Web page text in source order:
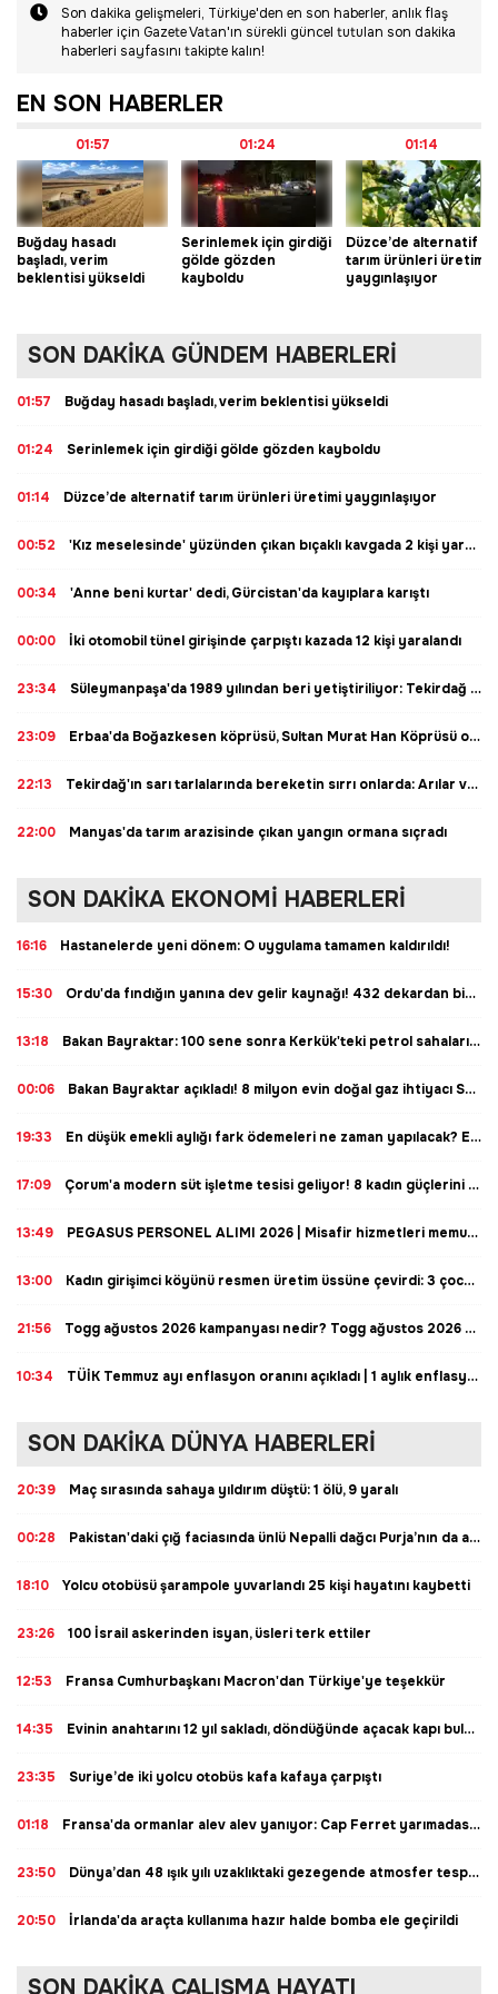
Son dakika gelişmeleri, Türkiye'den en son haberler, anlık flaş
haberler için Gazete Vatan'ın sürekli güncel tutulan son dakika
haberleri sayfasını takipte kalın!
EN SON HABERLER
01:57
Buğday hasadı
başladı, verim
beklentisi yükseldi
01:24
Serinlemek için girdiği
gölde gözden
kayboldu
01:14
Düzce’de alternatif
tarım ürünleri üretimi
yaygınlaşıyor
SON DAKİKA GÜNDEM HABERLERİ
01:57 Buğday hasadı başladı, verim beklentisi yükseldi
01:24 Serinlemek için girdiği gölde gözden kayboldu
01:14 Düzce’de alternatif tarım ürünleri üretimi yaygınlaşıyor
00:52 'Kız meselesinde' yüzünden çıkan bıçaklı kavgada 2 kişi yaralandı
00:34 'Anne beni kurtar' dedi, Gürcistan'da kayıplara karıştı
00:00 İki otomobil tünel girişinde çarpıştı kazada 12 kişi yaralandı
23:34 Süleymanpaşa'da 1989 yılından beri yetiştiriliyor: Tekirdağ karpuzu tezgâhlara çıkıyor
23:09 Erbaa'da Boğazkesen köprüsü, Sultan Murat Han Köprüsü oldu
22:13 Tekirdağ'ın sarı tarlalarında bereketin sırrı onlarda: Arılar varsa üretim var, bereket var
22:00 Manyas'da tarım arazisinde çıkan yangın ormana sıçradı
SON DAKİKA EKONOMİ HABERLERİ
16:16 Hastanelerde yeni dönem: O uygulama tamamen kaldırıldı!
15:30 Ordu'da fındığın yanına dev gelir kaynağı! 432 dekardan bin 100 ton rekor rekolte geliyor, 500 dekara çıkarılacak
13:18 Bakan Bayraktar: 100 sene sonra Kerkük'teki petrol sahalarına ortak oluyoruz
00:06 Bakan Bayraktar açıkladı! 8 milyon evin doğal gaz ihtiyacı Sakarya Gaz sahasından karşılanacak
19:33 En düşük emekli aylığı fark ödemeleri ne zaman yapılacak? En düşük emekli aylığı fark ödemeleri hesaplara yattı mı? En düşük emekli aylığı fark ödemeleri ne zaman hesaplara yatırılacak? En düşük emekli aylığı fark ödemeleri tarih belli oldu mu?
17:09 Çorum'a modern süt işletme tesisi geliyor! 8 kadın güçlerini birleştirdi: İmzalar atıldı, günlük 10 ton işlenecek
13:49 PEGASUS PERSONEL ALIMI 2026 | Misafir hizmetleri memuru başvurusu basıl yapılır? Pegasus personel alım şartları neler?
13:00 Kadın girişimci köyünü resmen üretim üssüne çevirdi: 3 çocuk annesiydi, şimdi dev çiftliğin patronu!
21:56 Togg ağustos 2026 kampanyası nedir? Togg ağustos 2026 kampanyası detayları neler? Togg kampanyası var mı? Togg ağustos kampanyası var mı? Togg 800 bin TL kampanyası nedir? Togg 800 bin lira kampanyası şartları neler?
10:34 TÜİK Temmuz ayı enflasyon oranını açıkladı | 1 aylık enflasyon farkı ne kadar oldu? 2027 memur ve emekli maaşı ocak zammı şekilleniyor
SON DAKİKA DÜNYA HABERLERİ
20:39 Maç sırasında sahaya yıldırım düştü: 1 ölü, 9 yaralı
00:28 Pakistan'daki çığ faciasında ünlü Nepalli dağcı Purja’nın da aralarında bulunduğu 10 dağcı hayatını kaybetti
18:10 Yolcu otobüsü şarampole yuvarlandı 25 kişi hayatını kaybetti
23:26 100 İsrail askerinden isyan, üsleri terk ettiler
12:53 Fransa Cumhurbaşkanı Macron'dan Türkiye'ye teşekkür
14:35 Evinin anahtarını 12 yıl sakladı, döndüğünde açacak kapı bulamadı!
23:35 Suriye’de iki yolcu otobüs kafa kafaya çarpıştı
01:18 Fransa'da ormanlar alev alev yanıyor: Cap Ferret yarımadasının tamamına tahliye emri
23:50 Dünya’dan 48 ışık yılı uzaklıktaki gezegende atmosfer tespit edildi
20:50 İrlanda'da araçta kullanıma hazır halde bomba ele geçirildi
SON DAKİKA ÇALIŞMA HAYATI